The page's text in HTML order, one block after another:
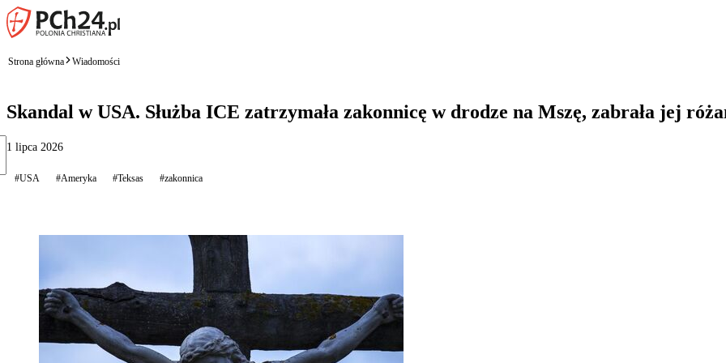
Strona główna Wiadomości
Skandal w USA. Służba ICE zatrzymała zakonnicę w drodze na Mszę, zabrała jej
1 lipca 2026
#USA #Ameryka #Teksas #zakonnica